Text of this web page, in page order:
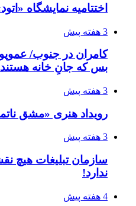
اختتامیه نمایشگاه
3 هفته پیش
کامران در جنوب/
بس که جانِ خانه
3 هفته پیش
رویداد هنری «مشق
3 هفته پیش
سازمان تبلیغات هیچ
ندارد!
4 هفته پیش